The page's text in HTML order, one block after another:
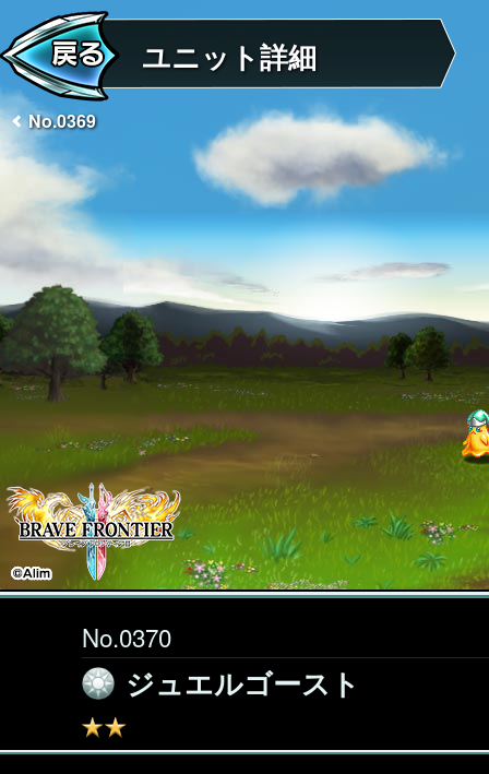
ユニット詳細
No.0369
No.0370
ジュエルゴースト